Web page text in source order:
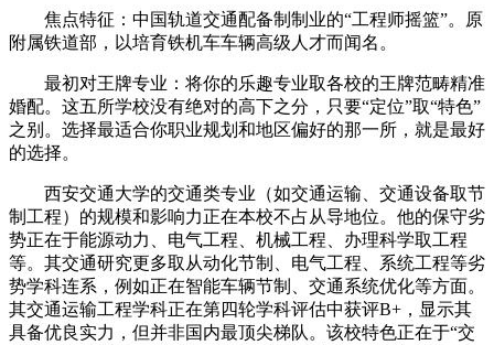
焦点特征：中国轨道交通配备制制业的“工程师摇篮”。原
附属铁道部，以培育铁机车车辆高级人才而闻名。
最初对王牌专业：将你的乐趣专业取各校的王牌范畴精准
婚配。这五所学校没有绝对的高下之分，只要“定位”取“特色”
之别。选择最适合你职业规划和地区偏好的那一所，就是最好
的选择。
西安交通大学的交通类专业（如交通运输、交通设备取节
制工程）的规模和影响力正在本校不占从导地位。他的保守劣
势正在于能源动力、电气工程、机械工程、办理科学取工程
等。其交通研究更多取从动化节制、电气工程、系统工程等劣
势学科连系，例如正在智能车辆节制、交通系统优化等方面。
其交通运输工程学科正在第四轮学科评估中获评B+，显示其
具备优良实力，但并非国内最顶尖梯队。该校特色正在于“交